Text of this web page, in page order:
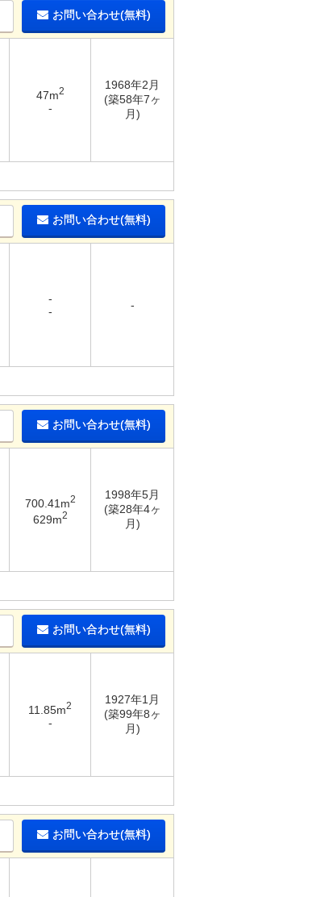
お問い合わせ(無料)
47m2
-
1968年2月
(築58年7ヶ
月)
お問い合わせ(無料)
-
-
-
お問い合わせ(無料)
700.41m2
629m2
1998年5月
(築28年4ヶ
月)
お問い合わせ(無料)
11.85m2
-
1927年1月
(築99年8ヶ
月)
お問い合わせ(無料)